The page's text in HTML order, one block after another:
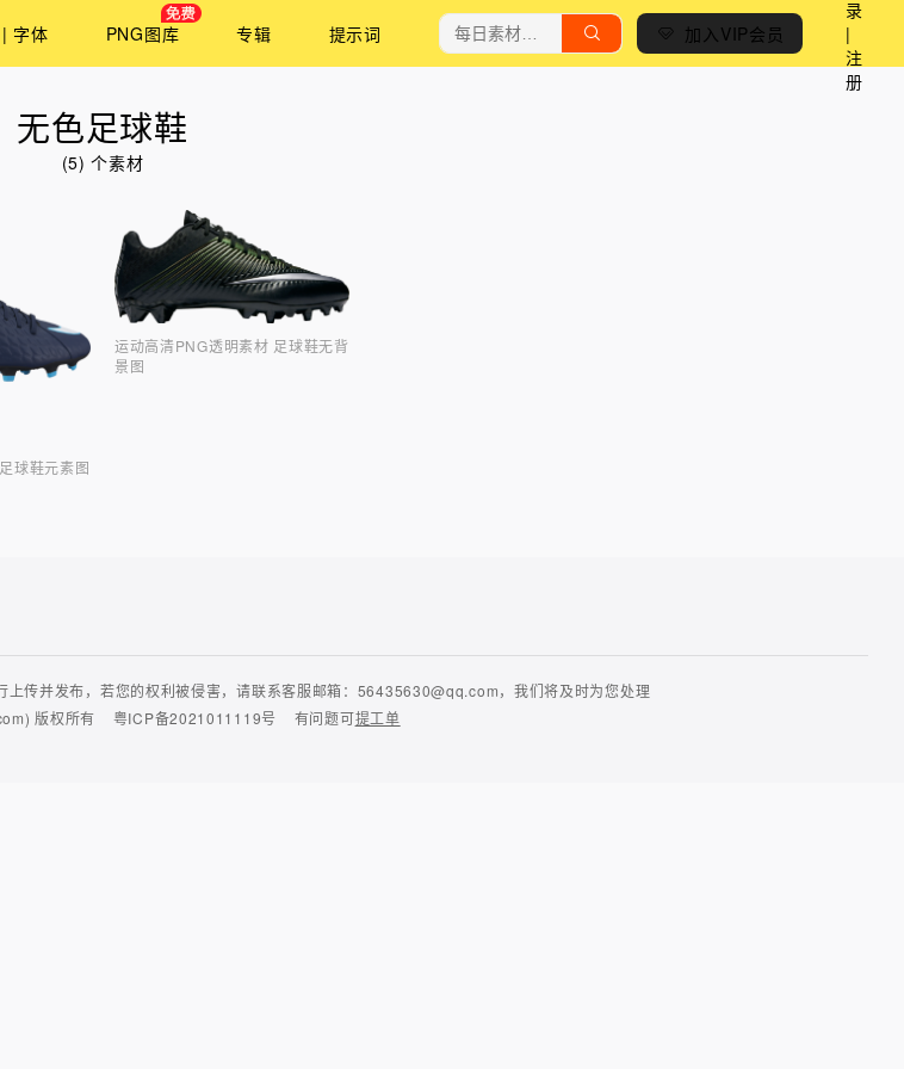
字体 PNG图库 专辑 提示词 加入VIP会员
录
|
注
册
无色足球鞋
(5) 个素材
球鞋元素图
运动高清PNG透明素材 足球鞋无背
景图
传并发布，若您的权利被侵害，请联系客服邮箱：56435630@qq.com，我们将及时为您处理
版权所有 粤ICP备2021011119号 有问题可提工单